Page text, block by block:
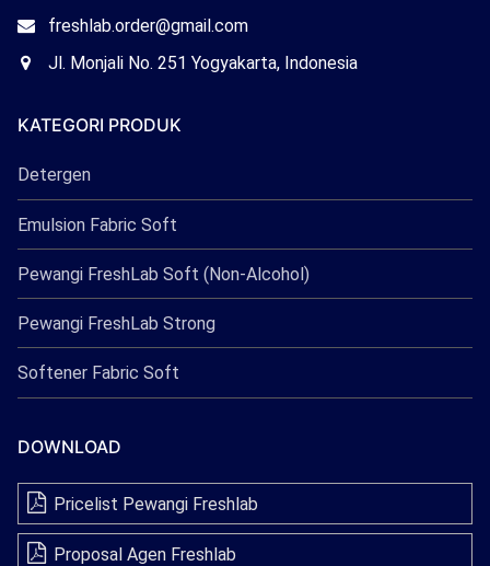
Freshlab
Email
Freshlab
freshlab.order@gmail.com
OfficeJl. Monjali No. 251 Yogyakarta, Indonesia
KATEGORI PRODUK
Detergen
Emulsion Fabric Soft
Pewangi FreshLab Soft (Non-Alcohol)
Pewangi FreshLab Strong
Softener Fabric Soft
DOWNLOAD
Pricelist Pewangi Freshlab
Proposal Agen Freshlab